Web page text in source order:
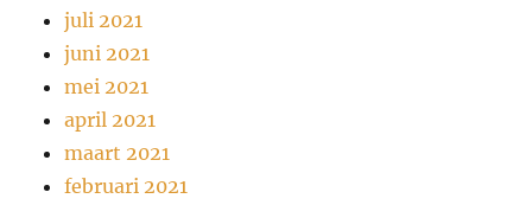
juli 2021
juni 2021
mei 2021
april 2021
maart 2021
februari 2021